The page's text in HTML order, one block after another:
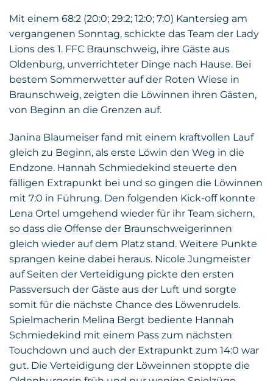
Mit einem 68:2 (20:0; 29:2; 12:0; 7:0) Kantersieg am
vergangenen Sonntag, schickte das Team der Lady
Lions des 1. FFC Braunschweig, ihre Gäste aus
Oldenburg, unverrichteter Dinge nach Hause. Bei
bestem Sommerwetter auf der Roten Wiese in
Braunschweig, zeigten die Löwinnen ihren Gästen,
von Beginn an die Grenzen auf.
Janina Blaumeiser fand mit einem kraftvollen Lauf
gleich zu Beginn, als erste Löwin den Weg in die
Endzone. Hannah Schmiedekind steuerte den
fälligen Extrapunkt bei und so gingen die Löwinnen
mit 7:0 in Führung. Den folgenden Kick-off konnte
Lena Ortel umgehend wieder für ihr Team sichern,
so dass die Offense der Braunschweigerinnen
gleich wieder auf dem Platz stand. Weitere Punkte
sprangen keine dabei heraus. Nicole Jungmeister
auf Seiten der Verteidigung pickte den ersten
Passversuch der Gäste aus der Luft und sorgte
somit für die nächste Chance des Löwenrudels.
Spielmacherin Melina Bergt bediente Hannah
Schmiedekind mit einem Pass zum nächsten
Touchdown und auch der Extrapunkt zum 14:0 war
gut. Die Verteidigung der Löweinnen stoppte die